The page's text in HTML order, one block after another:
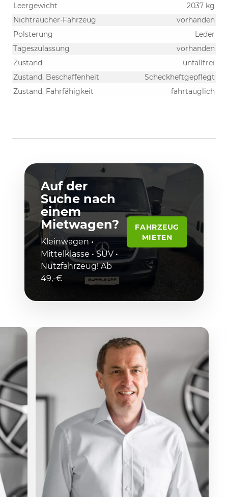
Leergewicht
2037 kg
Nichtraucher-Fahrzeug
vorhanden
Polsterung
Leder
Tageszulassung
vorhanden
Zustand
unfallfrei
Zustand, Beschaffenheit
Scheckheftgepflegt
Zustand, Fahrfähigkeit
fahrtauglich
Auf der
Suche nach
einem
Mietwagen?
Kleinwagen •
Mittelklasse • SUV •
Nutzfahrzeug! Ab
49,-€
FAHRZEUG
MIETEN